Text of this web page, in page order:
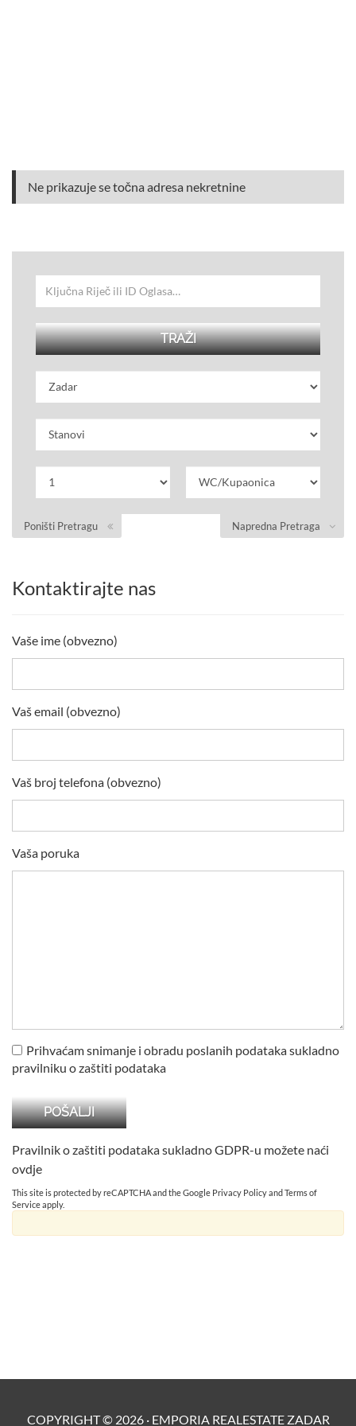
Ne prikazuje se točna adresa nekretnine
Napredna Pretraga
Poništi Pretragu
Kontaktirajte nas
Vaše ime (obvezno)
Vaš email (obvezno)
Vaš broj telefona (obvezno)
Vaša poruka
Prihvaćam snimanje i obradu poslanih podataka sukladno
pravilniku o zaštiti podataka
Pravilnik o zaštiti podataka sukladno GDPR-u možete naći
ovdje
This site is protected by reCAPTCHA and the Google Privacy PolicyandTerms of
Serviceapply.
COPYRIGHT © 2026· EMPORIA REALESTATE ZADAR